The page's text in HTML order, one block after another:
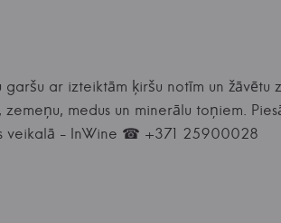
ar izteiktām ķiršu notīm un žāvētu
medus un minerālu toņiem.
veikalā - InWine ☎ +371 25900028